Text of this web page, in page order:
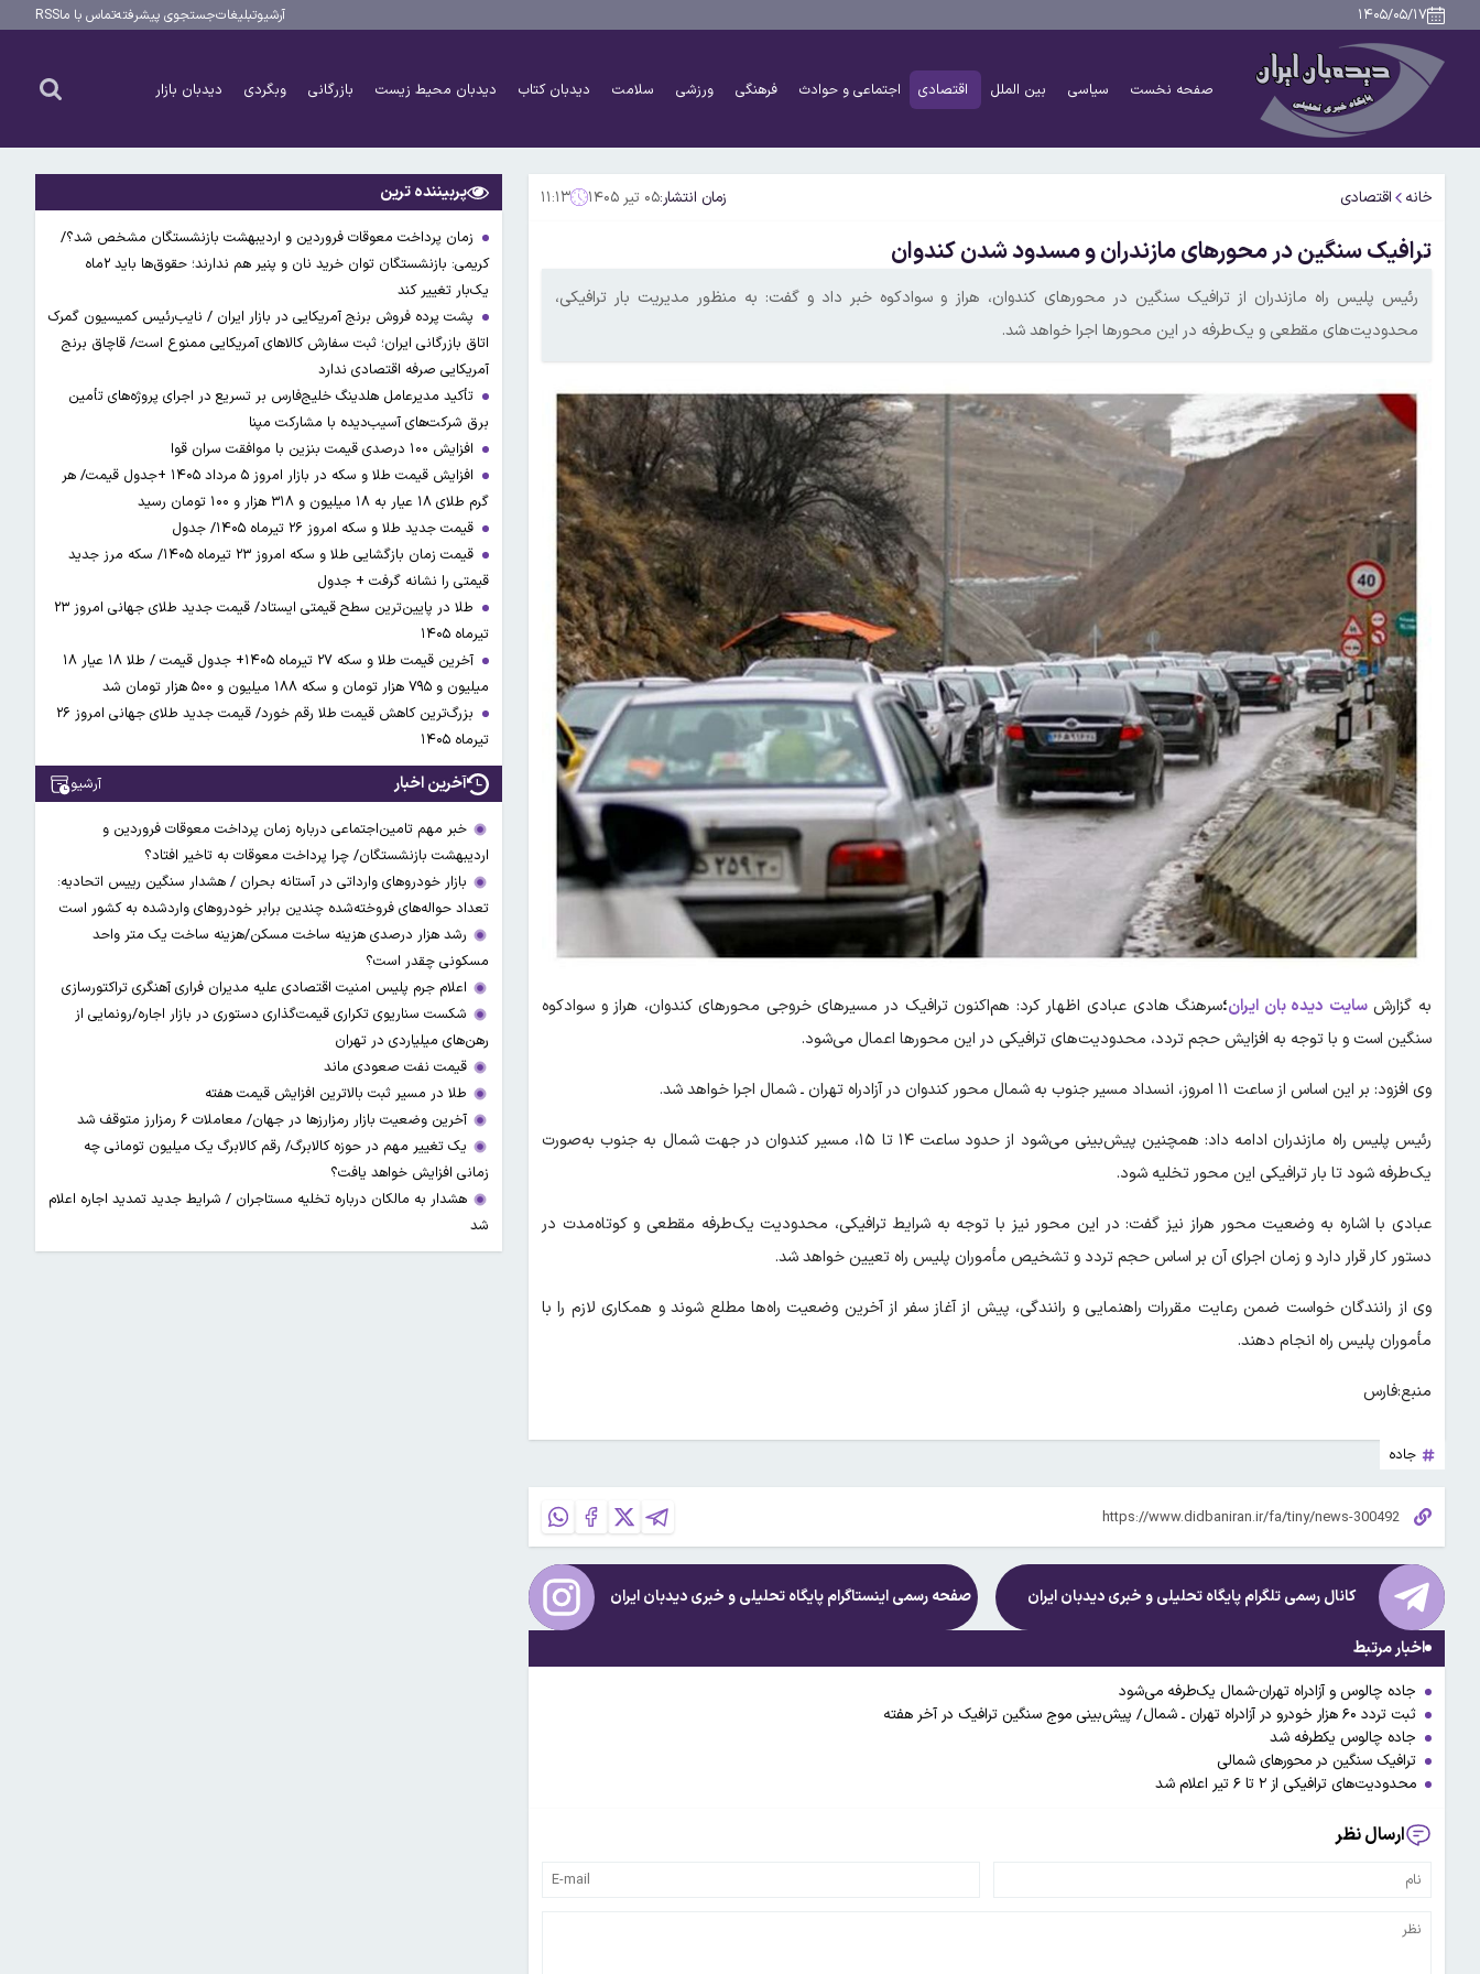
۱۴۰۵/۰۵/۱۷ آرشیوتبلیغاتجستجوی پیشرفتهتماس با ماRSS
صفحه نخست سیاسی بین الملل اقتصادی اجتماعی و حوادث فرهنگی ورزشی سلامت دیدبان کتاب دیدبان محیط زیست بازرگانی وبگردی دیدبان بازار
خانه اقتصادی زمان انتشار:۰۵ تیر ۱۴۰۵ ۱۱:۱۳
ترافیک سنگین در محورهای مازندران و‌ مسدود شدن کندوان
رئیس پلیس راه مازندران از ترافیک سنگین در محورهای کندوان، هراز و سوادکوه خبر داد و گفت: به منظور مدیریت بار ترافیکی،
محدودیت‌های مقطعی و یک‌طرفه در این محورها اجرا خواهد شد.
به گزارشسایت دیده بان ایران؛سرهنگ هادی عبادی اظهار کرد: هم‌اکنون ترافیک در مسیرهای خروجی محورهای کندوان، هراز و سوادکوه
سنگین است و با توجه به افزایش حجم تردد، محدودیت‌های ترافیکی در این محورها اعمال می‌شود.
وی افزود: بر این اساس از ساعت ۱۱ امروز، انسداد مسیر جنوب به شمال محور کندوان در آزادراه تهران ـ شمال اجرا خواهد شد.
رئیس پلیس راه مازندران ادامه داد: همچنین پیش‌بینی می‌شود از حدود ساعت ۱۴ تا ۱۵، مسیر کندوان در جهت شمال به جنوب به‌صورت
یک‌طرفه شود تا بار ترافیکی این محور تخلیه شود.
عبادی با اشاره به وضعیت محور هراز نیز گفت: در این محور نیز با توجه به شرایط ترافیکی، محدودیت یک‌طرفه مقطعی و کوتاه‌مدت در
دستور کار قرار دارد و زمان اجرای آن بر اساس حجم تردد و تشخیص مأموران پلیس راه تعیین خواهد شد.
وی از رانندگان خواست ضمن رعایت مقررات راهنمایی و رانندگی، پیش از آغاز سفر از آخرین وضعیت راه‌ها مطلع شوند و همکاری لازم را با
مأموران پلیس راه انجام دهند.
منبع:فارس
جاده
کانال رسمی تلگرام پایگاه تحلیلی و خبریدیدبان ایران صفحه رسمی اینستاگرام پایگاه تحلیلی و خبریدیدبان ایران
اخبار مرتبط
جاده چالوس و آزادراه تهران-شمال یک‌طرفه می‌شود
ثبت تردد ۶۰ هزار خودرو در آزادراه تهران ـ شمال/ پیش‌بینی موج سنگین ترافیک در آخر هفته
جاده چالوس یکطرفه شد
ترافیک سنگین در محورهای شمالی
محدودیت‌های ترافیکی از ۲ تا ۶ تیر اعلام شد
ارسال نظر
پربیننده ترین
زمان پرداخت معوقات فروردین و اردیبهشت بازنشستگان مشخص شد؟/
کریمی: بازنشستگان توان خرید نان و پنیر هم ندارند؛ حقوق‌ها باید ۲ماه
یک‌بار تغییر کند
پشت پرده فروش برنج آمریکایی در بازار ایران / نایب‌رئیس کمیسیون گمرک
اتاق بازرگانی ایران؛ ثبت سفارش کالاهای آمریکایی ممنوع است/ قاچاق برنج
آمریکایی صرفه اقتصادی ندارد
تأکید مدیرعامل هلدینگ خلیج‌فارس بر تسریع در اجرای پروژه‌های تأمین
برق شرکت‌های آسیب‌دیده با مشارکت مپنا
افزایش ۱۰۰ درصدی قیمت بنزین با موافقت سران قوا
افزایش قیمت طلا و سکه در بازار امروز ۵ مرداد ۱۴۰۵ +جدول قیمت/ هر
گرم طلای ۱۸ عیار به ۱۸ میلیون و ۳۱۸ هزار و ۱۰۰ تومان رسید
قیمت جدید طلا و سکه امروز ۲۶ تیرماه ۱۴۰۵/ جدول
قیمت زمان بازگشایی طلا و سکه امروز ۲۳ تیرماه ۱۴۰۵/ سکه مرز جدید
قیمتی را نشانه گرفت + جدول
طلا در پایین‌ترین سطح قیمتی ایستاد/ قیمت جدید طلای جهانی امروز ۲۳
تیرماه ۱۴۰۵
آخرین قیمت طلا و سکه ۲۷ تیرماه ۱۴۰۵+ جدول قیمت / طلا ۱۸ عیار ۱۸
میلیون و ۷۹۵ هزار تومان و سکه ۱۸۸ میلیون و ۵۰۰ هزار تومان شد
بزرگ‌ترین کاهش قیمت طلا رقم خورد/ قیمت جدید طلای جهانی امروز ۲۶
تیرماه ۱۴۰۵
آخرین اخبار آرشیو
خبر مهم تامین‌اجتماعی درباره زمان پرداخت معوقات فروردین و
اردیبهشت بازنشستگان/ چرا پرداخت معوقات به تاخیر افتاد؟
بازار خودروهای وارداتی در آستانه بحران / هشدار سنگین رییس اتحادیه:
تعداد حواله‌های فروخته‌شده چندین برابر خودروهای واردشده به کشور است
رشد هزار درصدی هزینه ساخت مسکن/هزینه ساخت یک متر واحد
مسکونی چقدر است؟
اعلام جرم پلیس امنیت اقتصادی علیه مدیران فراری آهنگری تراکتورسازی
شکست سناریوی تکراری قیمت‌گذاری دستوری در بازار اجاره/رونمایی از
رهن‌های میلیاردی در تهران
قیمت نفت صعودی ماند
طلا در مسیر ثبت بالاترین افزایش قیمت هفته
آخرین وضعیت بازار رمزارزها در جهان/ معاملات ۶ رمزارز متوقف شد
یک تغییر مهم در حوزه کالابرگ/ رقم کالابرگ یک میلیون تومانی چه
زمانی افزایش خواهد یافت؟
هشدار به مالکان درباره تخلیه مستاجران / شرایط جدید تمدید اجاره اعلام
شد